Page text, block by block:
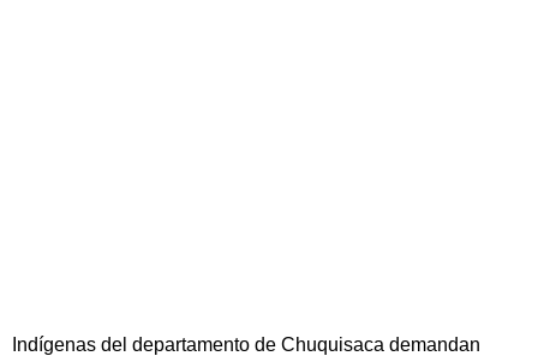
Indígenas del departamento de Chuquisaca demandan